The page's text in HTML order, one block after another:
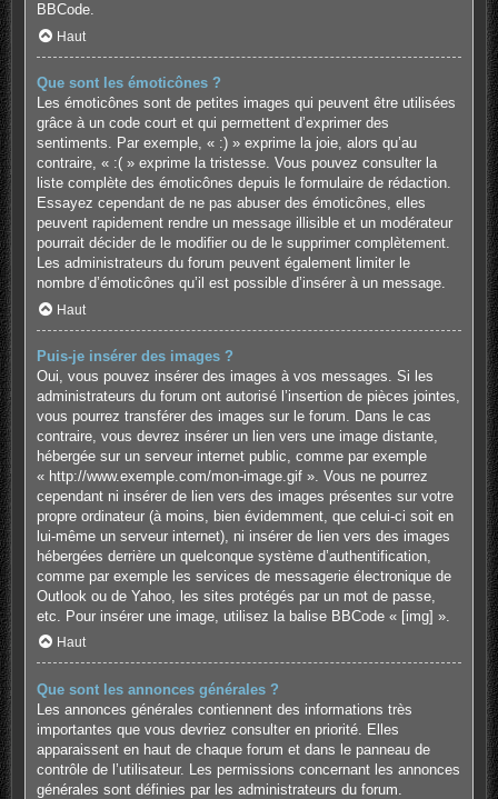
BBCode.
Haut
Que sont les émoticônes ?
Les émoticônes sont de petites images qui peuvent être utilisées
grâce à un code court et qui permettent d’exprimer des
sentiments. Par exemple, « :) » exprime la joie, alors qu’au
contraire, « :( » exprime la tristesse. Vous pouvez consulter la
liste complète des émoticônes depuis le formulaire de rédaction.
Essayez cependant de ne pas abuser des émoticônes, elles
peuvent rapidement rendre un message illisible et un modérateur
pourrait décider de le modifier ou de le supprimer complètement.
Les administrateurs du forum peuvent également limiter le
nombre d’émoticônes qu’il est possible d’insérer à un message.
Haut
Puis-je insérer des images ?
Oui, vous pouvez insérer des images à vos messages. Si les
administrateurs du forum ont autorisé l’insertion de pièces jointes,
vous pourrez transférer des images sur le forum. Dans le cas
contraire, vous devrez insérer un lien vers une image distante,
hébergée sur un serveur internet public, comme par exemple
« http://www.exemple.com/mon-image.gif ». Vous ne pourrez
cependant ni insérer de lien vers des images présentes sur votre
propre ordinateur (à moins, bien évidemment, que celui-ci soit en
lui-même un serveur internet), ni insérer de lien vers des images
hébergées derrière un quelconque système d’authentification,
comme par exemple les services de messagerie électronique de
Outlook ou de Yahoo, les sites protégés par un mot de passe,
etc. Pour insérer une image, utilisez la balise BBCode « [img] ».
Haut
Que sont les annonces générales ?
Les annonces générales contiennent des informations très
importantes que vous devriez consulter en priorité. Elles
apparaissent en haut de chaque forum et dans le panneau de
contrôle de l’utilisateur. Les permissions concernant les annonces
générales sont définies par les administrateurs du forum.